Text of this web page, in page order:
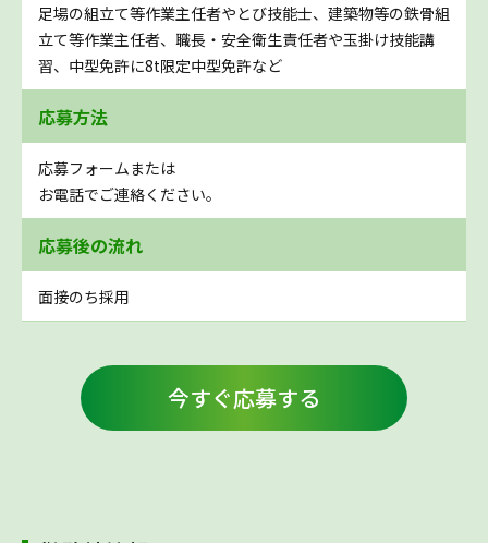
足場の組立て等作業主任者やとび技能士、建築物等の鉄骨組
立て等作業主任者、職長・安全衛生責任者や玉掛け技能講
習、中型免許に8t限定中型免許など
応募方法
応募フォームまたは
お電話でご連絡ください。
応募後の流れ
面接のち採用
今すぐ応募する